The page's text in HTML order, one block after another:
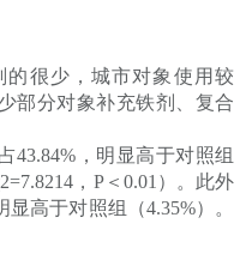
很少，城市对象使用较
部分对象补充铁剂、复合
43.84%，明显高于对照组
，P＜0.01）。此外
高于对照组（4.35%）。